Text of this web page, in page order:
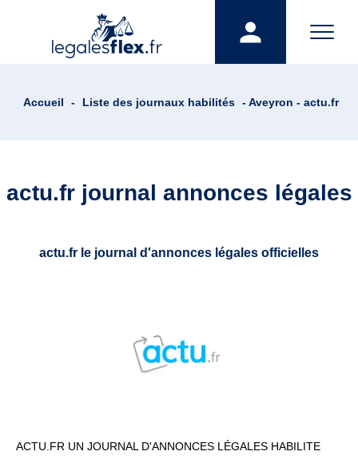
Accueil - Liste des journaux habilités - Aveyron - actu.fr
actu.fr journal annonces légales
actu.fr le journal d'annonces légales officielles
ACTU.FR UN JOURNAL D'ANNONCES LÉGALES HABILITE